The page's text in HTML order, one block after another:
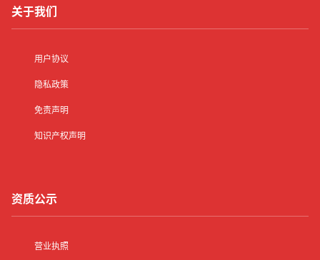
关于我们
用户协议
隐私政策
免责声明
知识产权声明
资质公示
营业执照